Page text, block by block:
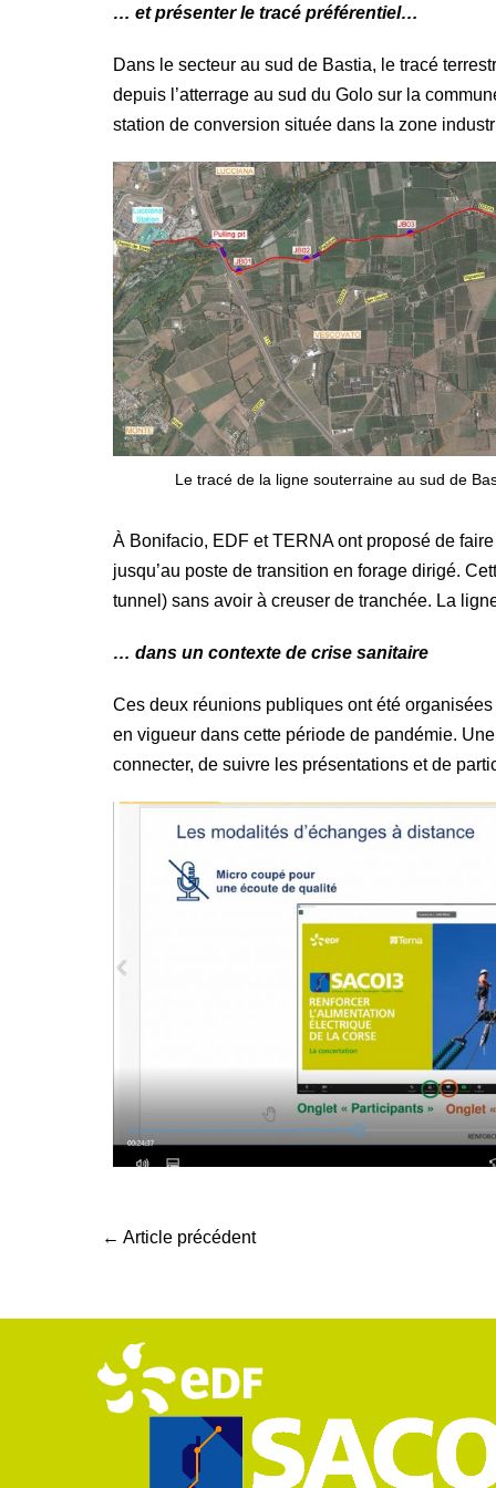
… et présenter le tracé préférentiel…
Dans le secteur au sud de Bastia, le tracé
depuis l’atterrage au sud du Golo sur la
station de conversion située dans la zone
Le tracé de la ligne souterraine au sud de
À Bonifacio, EDF et TERNA ont proposé de
jusqu’au poste de transition en forage dirigé.
tunnel) sans avoir à creuser de tranchée. La
… dans un contexte de crise sanitaire
Ces deux réunions publiques ont été
en vigueur dans cette période de pandémie.
connecter, de suivre les présentations et de
← Article précédent